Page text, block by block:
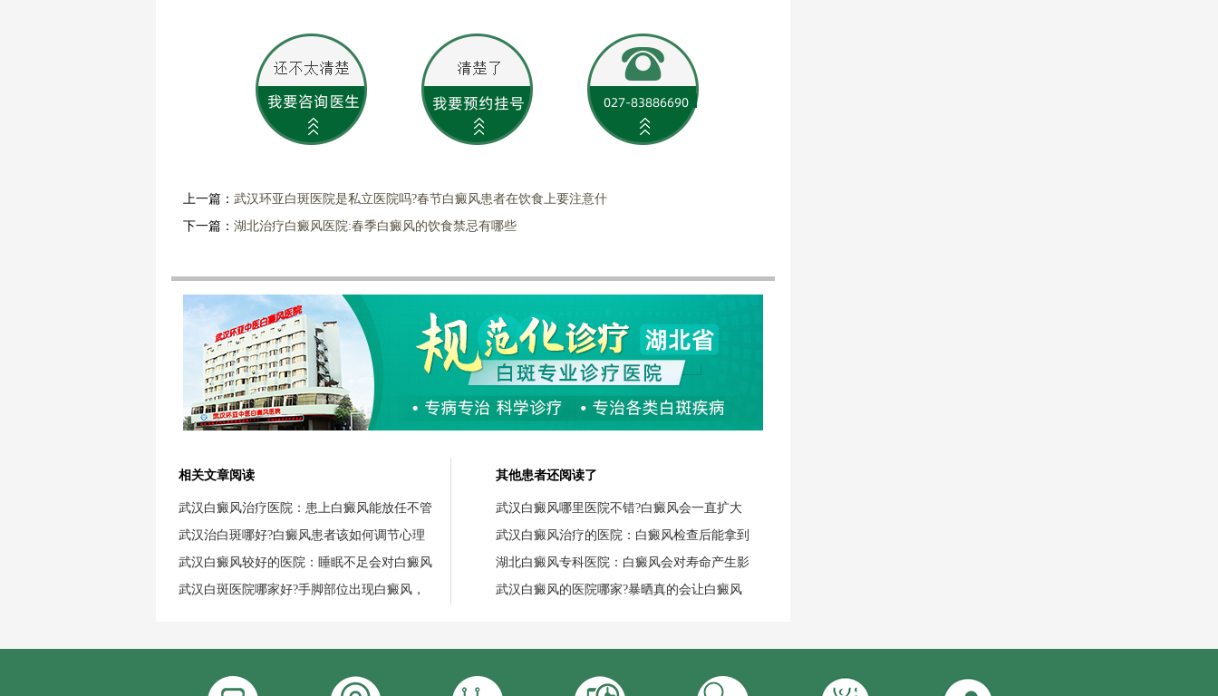
上一篇： 武汉环亚白斑医院是私立医院吗?春节白癜风患者在饮食上要注意什
下一篇： 湖北治疗白癜风医院:春季白癜风的饮食禁忌有哪些
相关文章阅读
武汉白癜风治疗医院：患上白癜风能放任不管
武汉治白斑哪好?白癜风患者该如何调节心理
武汉白癜风较好的医院：睡眠不足会对白癜风
武汉白斑医院哪家好?手脚部位出现白癜风，
其他患者还阅读了
武汉白癜风哪里医院不错?白癜风会一直扩大
武汉白癜风治疗的医院：白癜风检查后能拿到
湖北白癜风专科医院：白癜风会对寿命产生影
武汉白癜风的医院哪家?暴晒真的会让白癜风